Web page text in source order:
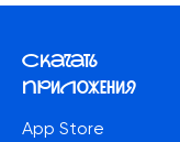
Скачать
приложения
App Store